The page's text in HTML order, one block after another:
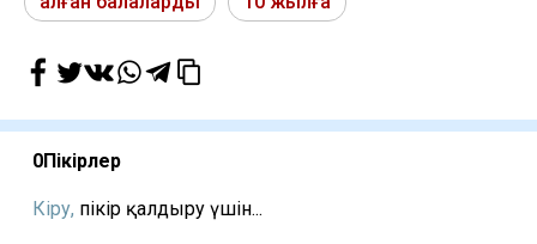
0Пікірлер
Кіру, пікір қалдыру үшін...